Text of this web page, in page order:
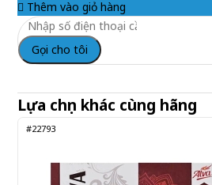
Thêm vào giỏ hàng
Gọi cho tôi
Lựa chọn khác cùng hãng
#22793